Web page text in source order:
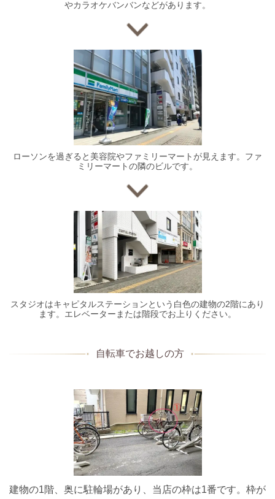
やカラオケバンバンなどがあります。
ローソンを過ぎると美容院やファミリーマートが見えます。ファ
ミリーマートの隣のビルです。
スタジオはキャピタルステーションという白色の建物の2階にあり
ます。エレベーターまたは階段でお上りください。
自転車でお越しの方
建物の1階、奥に駐輪場があり、当店の枠は1番です。枠が